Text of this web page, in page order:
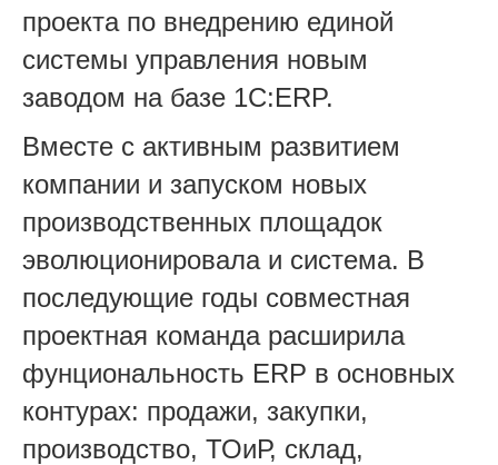
проекта по внедрению единой
системы управления новым
заводом на базе 1С:ERP.
Вместе с активным развитием
компании и запуском новых
производственных площадок
эволюционировала и система. В
последующие годы совместная
проектная команда расширила
фунциональность ERP в основных
контурах: продажи, закупки,
производство, ТОиР, склад,